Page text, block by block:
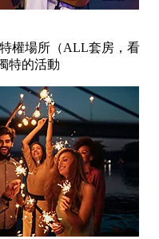
權場所（ALL套房，看
特的活動